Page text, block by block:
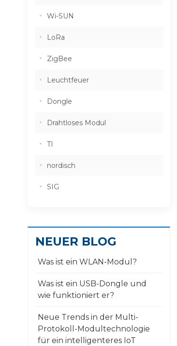
Wi-SUN
LoRa
ZigBee
Leuchtfeuer
Dongle
Drahtloses Modul
TI
nordisch
SIG
NEUER BLOG
Was ist ein WLAN-Modul?
Was ist ein USB-Dongle und
wie funktioniert er?
Neue Trends in der Multi-
Protokoll-Modultechnologie
für ein intelligenteres IoT